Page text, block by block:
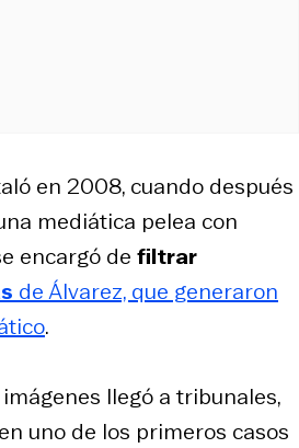
en 2008, cuando después
mediática pelea con
encargó de filtrar
de Álvarez, que generaron
.
llegó a tribunales,
uno de los primeros casos